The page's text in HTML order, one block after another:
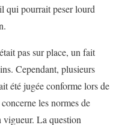
qui pourrait peser lourd
pas sur place, un fait
Cependant, plusieurs
été jugée conforme lors de
les normes de
vigueur. La question